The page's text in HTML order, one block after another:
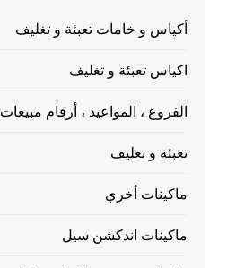
أكياس و خامات تعبئة و تغليف
اكياس تعبئة و تغليف
الفروع ، المواعيد ، أرقام مبيعات
تعبئة و تغليف
ماكينات أخري
ماكينات اندكشن سيل